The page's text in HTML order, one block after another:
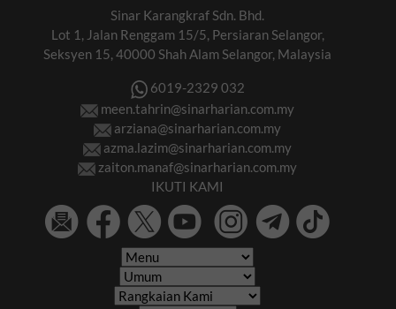
Sinar Karangkraf Sdn. Bhd.
Lot 1, Jalan Renggam 15/5, Persiaran Selangor,
Seksyen 15, 40000 Shah Alam Selangor, Malaysia
6019-2329 032
meen.tahrin@sinarharian.com.my
arziana@sinarharian.com.my
azma.lazim@sinarharian.com.my
zaiton.manaf@sinarharian.com.my
IKUTI KAMI